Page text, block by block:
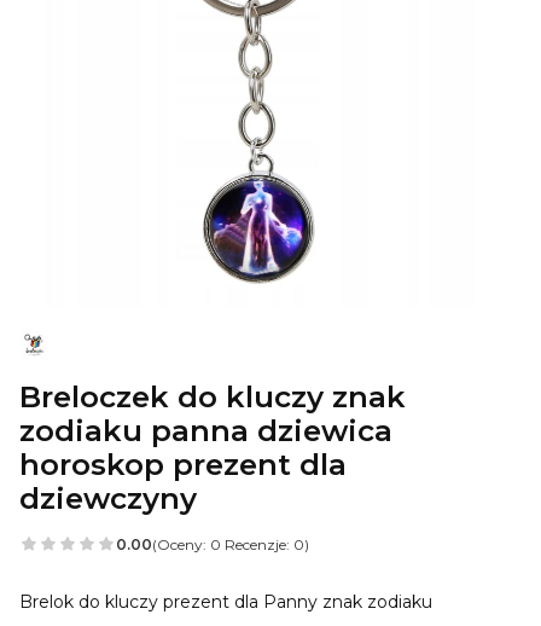
Breloczek do kluczy znak
zodiaku panna dziewica
horoskop prezent dla
dziewczyny
0.00(Oceny: 0 Recenzje: 0)
Brelok do kluczy prezent dla Panny znak zodiaku